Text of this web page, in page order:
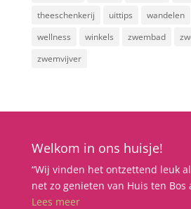
theeschenkerij
uittips wandelen
wellness
winkels zwembad
zwemvijver
Welkom in ons huisje!
“Wij vinden het ontzettend leuk
net zo genieten van Huis ten Bos
Lees meer